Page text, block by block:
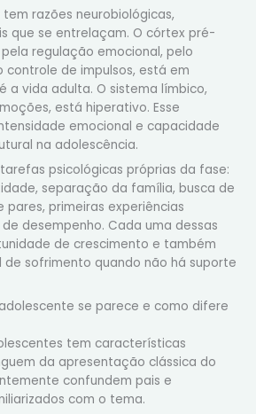
razões neurobiológicas,
que se entrelaçam. O córtex pré-
regulação emocional, pelo
controle de impulsos, está em
a vida adulta. O sistema límbico,
está hiperativo. Esse
emocional e capacidade
na adolescência.
psicológicas próprias da fase:
separação da família, busca de
primeiras experiências
desempenho. Cada uma dessas
de crescimento e também
sofrimento quando não há suporte
se parece e como difere
tem características
da apresentação clássica do
confundem pais e
com o tema.